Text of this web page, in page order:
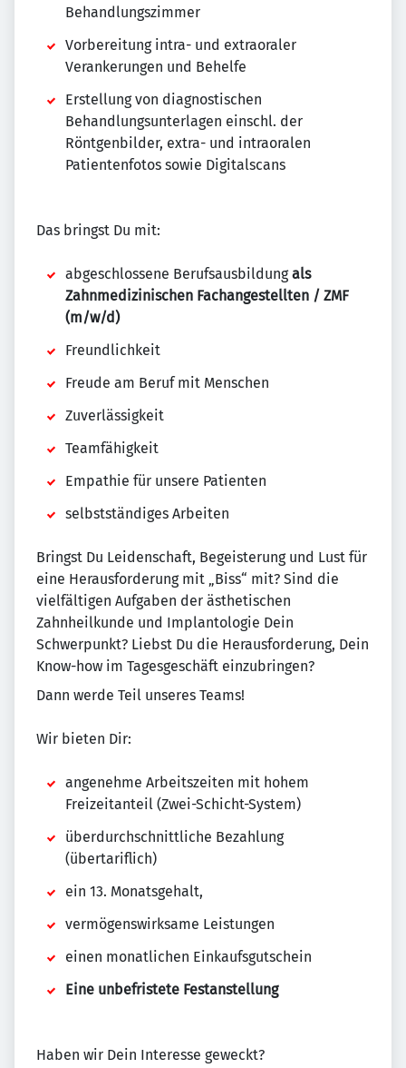
Behandlungszimmer
Vorbereitung intra- und extraoraler
Verankerungen und Behelfe
Erstellung von diagnostischen
Behandlungsunterlagen einschl. der
Röntgenbilder, extra- und intraoralen
Patientenfotos sowie Digitalscans
Das bringst Du mit:
abgeschlossene Berufsausbildungals
Zahnmedizinischen Fachangestellten / ZMF
(m/w/d)
Freundlichkeit
Freude am Beruf mit Menschen
Zuverlässigkeit
Teamfähigkeit
Empathie für unsere Patienten
selbstständiges Arbeiten
Bringst Du Leidenschaft, Begeisterung und Lust für
eine Herausforderung mit „Biss“ mit? Sind die
vielfältigen Aufgaben der ästhetischen
Zahnheilkunde und Implantologie Dein
Schwerpunkt? Liebst Du die Herausforderung, Dein
Know-how im Tagesgeschäft einzubringen?
Dann werde Teil unseres Teams!
Wir bieten Dir:
angenehme Arbeitszeiten mit hohem
Freizeitanteil (Zwei-Schicht-System)
überdurchschnittliche Bezahlung
(übertariflich)
ein 13. Monatsgehalt,
vermögenswirksame Leistungen
einen monatlichen Einkaufsgutschein
Eine unbefristete Festanstellung
Haben wir Dein Interesse geweckt?